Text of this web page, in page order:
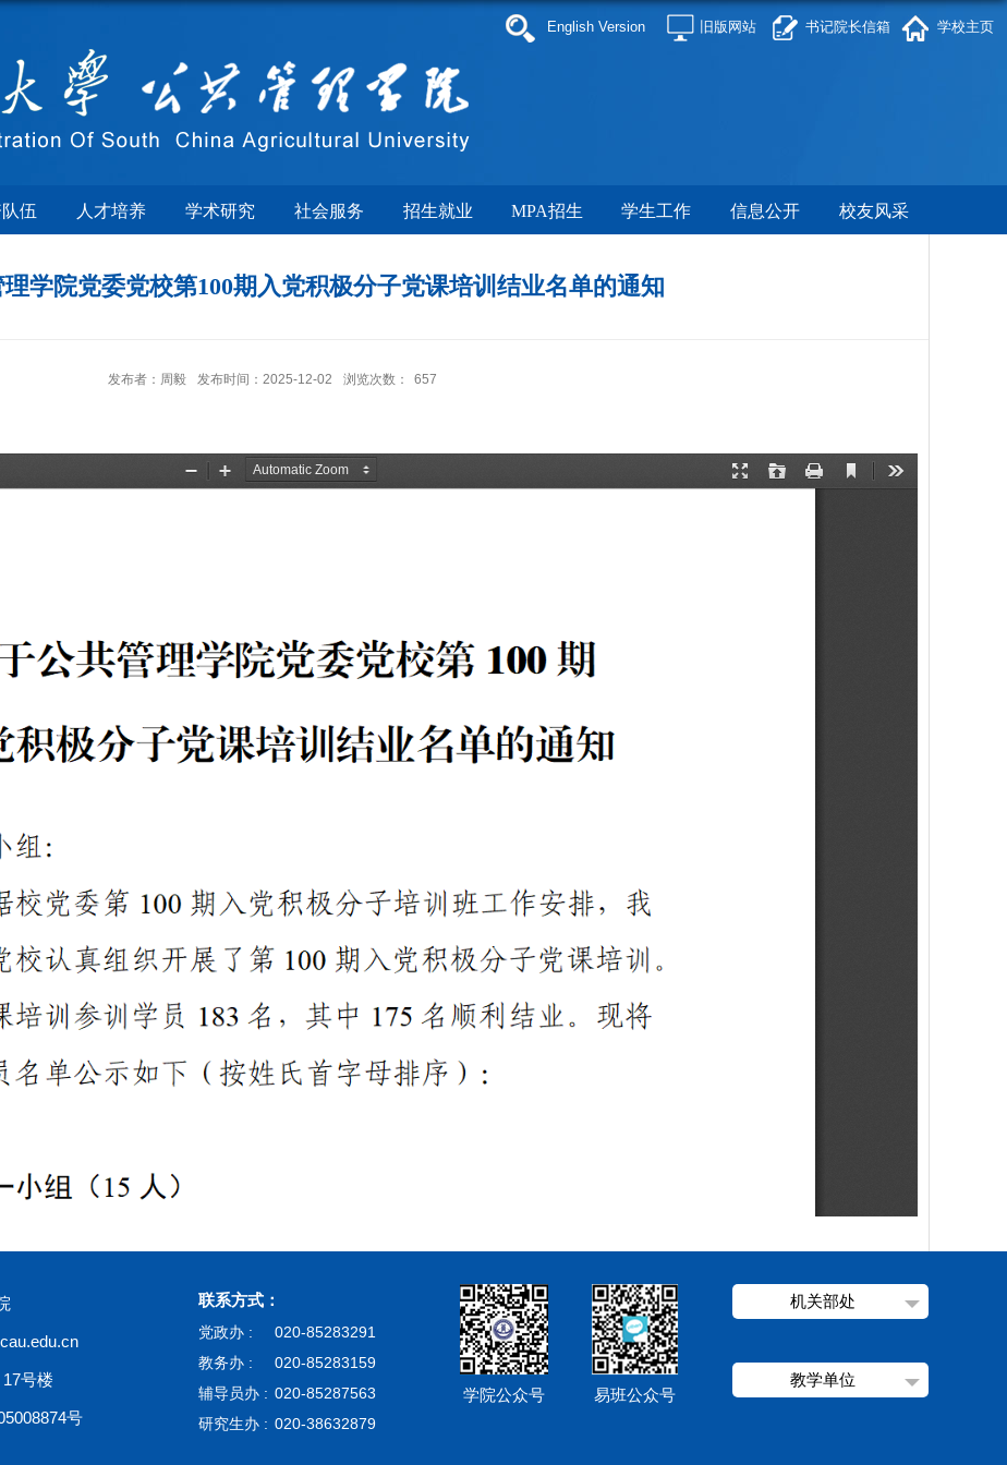
English Version 旧版网站 书记院长信箱 学校主页
伍 人才培养 学术研究 社会服务 招生就业 MPA招生 学生工作 信息公开 校友风采
学院党委党校第100期入党积极分子党课培训结业名单的通知
发布者：周毅 发布时间：2025-12-02 浏览次数： 657
号楼
号
联系方式：
党政办 :
020-85283291
教务办 :
020-85283159
辅导员办 : 020-85287563
研究生办 : 020-38632879
学院公众号 易班公众号
机关部处
教学单位